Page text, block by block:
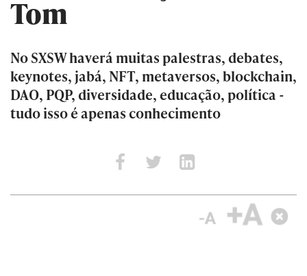
Tom
No SXSW haverá muitas palestras, debates,
keynotes, jabá, NFT, metaversos, blockchain,
DAO, PQP, diversidade, educação, política -
tudo isso é apenas conhecimento